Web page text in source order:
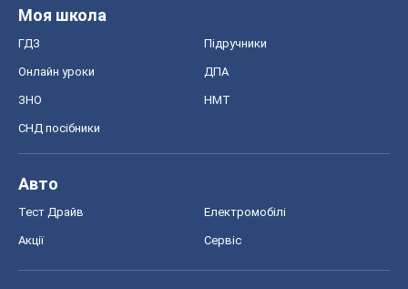
Моя школа
ГДЗ Підручники
Онлайн уроки ДПА
ЗНО НМТ
СНД посібники
Авто
Тест Драйв Електромобілі
Акції Сервіс